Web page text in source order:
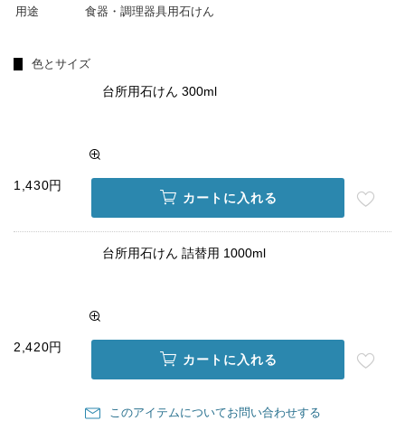
用途 食器・調理器具用石けん
色とサイズ
台所用石けん 300ml
1,430円
カートに入れる
台所用石けん 詰替用 1000ml
2,420円
カートに入れる
このアイテムについてお問い合わせする